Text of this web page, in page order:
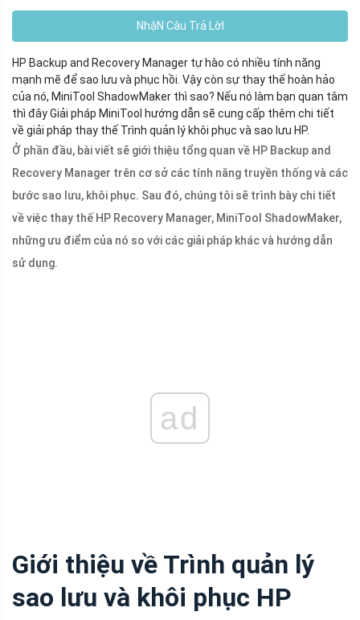
NhậN Câu Trả LờI
HP Backup and Recovery Manager tự hào có nhiều tính năng
mạnh mẽ để sao lưu và phục hồi. Vậy còn sự thay thế hoàn hảo
của nó, MiniTool ShadowMaker thì sao? Nếu nó làm bạn quan tâm
thì đây Giải pháp MiniTool hướng dẫn sẽ cung cấp thêm chi tiết
về giải pháp thay thế Trình quản lý khôi phục và sao lưu HP.
Ở phần đầu, bài viết sẽ giới thiệu tổng quan về HP Backup and
Recovery Manager trên cơ sở các tính năng truyền thống và các
bước sao lưu, khôi phục. Sau đó, chúng tôi sẽ trình bày chi tiết
về việc thay thế HP Recovery Manager, MiniTool ShadowMaker,
những ưu điểm của nó so với các giải pháp khác và hướng dẫn
sử dụng.
ad
Giới thiệu về Trình quản lý
sao lưu và khôi phục HP